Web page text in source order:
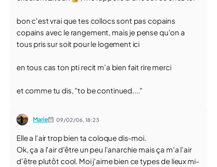
bon c'est vrai que tes collocs sont pas copains
copains avec le rangement, mais je pense qu'on a
tous pris sur soit pour le logement ici
en tous cas ton pti recit m'a bien fait rire merci
et comme tu dis, "to be continued...."
Marie 09/02/06,18:23
Elle a l'air trop bien ta coloque dis-moi.
Ok, ça a l'air d'être un peu l'anarchie mais ça m'a l'air
d'être plutôt cool. Moi j'aime bien ce types de lieux mi-